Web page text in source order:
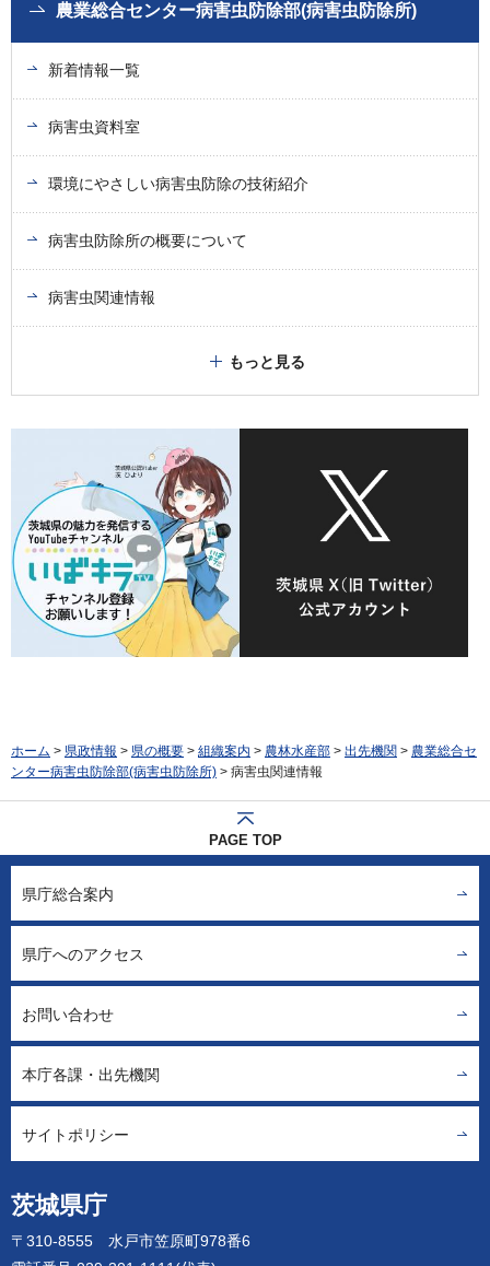
農業総合センター病害虫防除部(病害虫防除所)
新着情報一覧
病害虫資料室
環境にやさしい病害虫防除の技術紹介
病害虫防除所の概要について
病害虫関連情報
もっと見る
ホーム > 県政情報 > 県の概要 > 組織案内 > 農林水産部 > 出先機関 > 農業総合セ
ンター病害虫防除部(病害虫防除所) > 病害虫関連情報
PAGE TOP
茨城県庁
〒310-8555 水戸市笠原町978番6
県庁総合案内
県庁へのアクセス
お問い合わせ
本庁各課・出先機関
サイトポリシー